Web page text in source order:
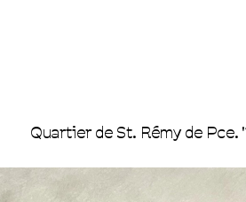
Quartier de St. Rémy de Pce.